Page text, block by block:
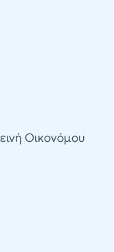
Οικονόμου